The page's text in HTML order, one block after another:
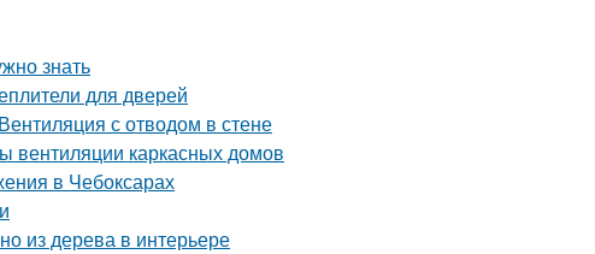
знать
для дверей
с отводом в стене
вентиляции каркасных домов
в Чебоксарах
из дерева в интерьере